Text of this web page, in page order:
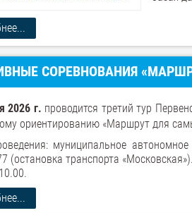
СОРЕВНОВАНИЯ
2026 г. проводится третий тур
ориентированию «Маршрут для
муниципальное
(остановка транспорта «Московская»).